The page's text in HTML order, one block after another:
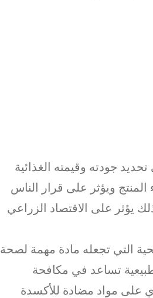
جودته وقيمته الغذائية
ويؤثر على قرار الناس
يؤثر على الاقتصاد الزراعي
التي تجعله مادة مهمة لصحة
تساعد في مكافحة
على مواد مضادة للأكسدة